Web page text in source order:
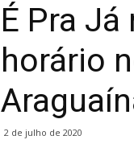
FM
É Pra
horário
2 de julho de 2020